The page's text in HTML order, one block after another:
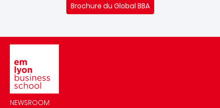
Brochure du Global BBA
NEWSROOM